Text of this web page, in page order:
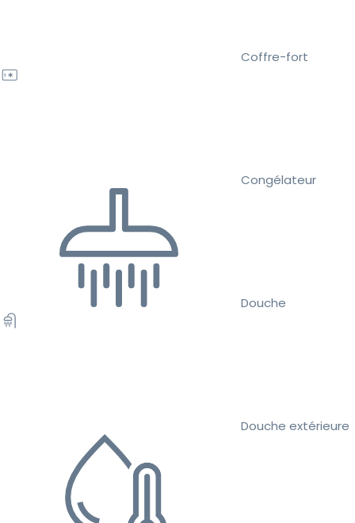
Coffre-fort
Congélateur
Douche
Douche extérieure